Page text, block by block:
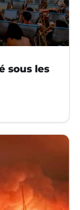
sous les